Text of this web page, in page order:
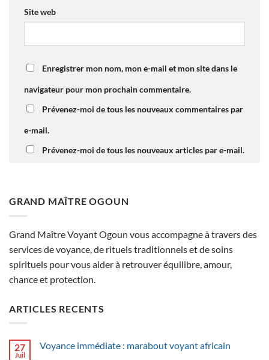
Site web
Enregistrer mon nom, mon e-mail et mon site dans le
navigateur pour mon prochain commentaire.
Prévenez-moi de tous les nouveaux commentaires par
e-mail.
Prévenez-moi de tous les nouveaux articles par e-mail.
GRAND MAÎTRE OGOUN
Grand Maître Voyant Ogoun vous accompagne à travers des
services de voyance, de rituels traditionnels et de soins
spirituels pour vous aider à retrouver équilibre, amour,
chance et protection.
ARTICLES RECENTS
27
Juil
Voyance immédiate : marabout voyant africain